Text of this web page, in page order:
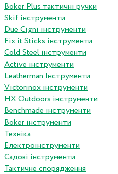
Boker Plus тактичні ручки
Skif інструменти
Due Cigni інструменти
Fix it Sticks інструменти
Сold Steel інструменти
Active інструменти
Leatherman Інструменти
Victorinox інструменти
HX Outdoors інструменти
Benchmade інструменти
Boker інструменти
Техніка
Електроінструменти
Садові інструменти
Тактичне спорядження